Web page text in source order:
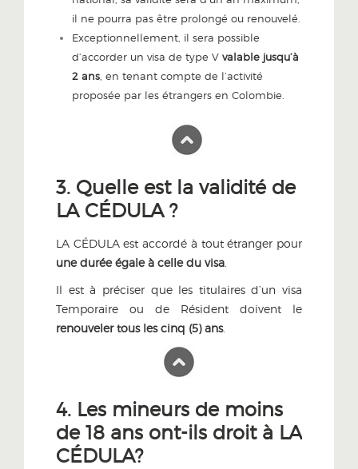
il ne pourra pas être prolongé ou renouvelé.
Exceptionnellement, il sera possible
d’accorder un visa de type V valable jusqu’à
2 ans, en tenant compte de l’activité
proposée par les étrangers en Colombie.
3. Quelle est la validité de
LA CÉDULA ?
LA CÉDULA est accordé à tout étranger pour
une durée égale à celle du visa
Il est à préciser que les titulaires d’un visa
Temporaire ou de Résident doivent le
renouveler tous les cinq (5) ans.
4. Les mineurs de moins
de 18 ans ont-ils droit à LA
CÉDULA?